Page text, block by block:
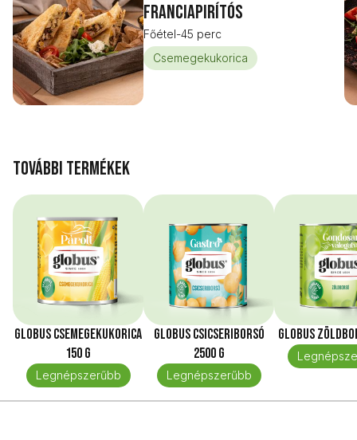
franciapirítós
Főétel -45 perc
Csemegekukorica
További termékek
Globus Csemegekukorica
150 g
Legnépszerűbb
Globus Csicseriborsó
2500 g
Legnépszerűbb
Globus